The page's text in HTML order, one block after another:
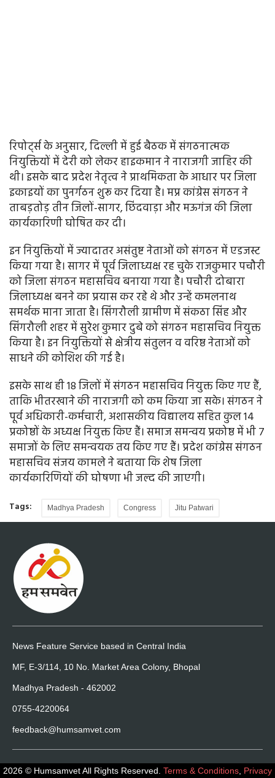
रिपोर्ट्स के अनुसार, दिल्ली में हुई बैठक में संगठनात्मक
नियुक्तियों में देरी को लेकर हाइकमान ने नाराजगी जाहिर की
थी। इसके बाद प्रदेश नेतृत्व ने प्राथमिकता के आधार पर जिला
इकाइयों का पुनर्गठन शुरू कर दिया है। मप्र कांग्रेस संगठन ने
ताबड़तोड़ तीन जिलों-सागर, छिंदवाड़ा और मऊगंज की जिला
कार्यकारिणी घोषित कर दी।
इन नियुक्तियों में ज्यादातर असंतुष्ट नेताओं को संगठन में एडजस्ट
किया गया है। सागर में पूर्व जिलाध्यक्ष रह चुके राजकुमार पचौरी
को जिला संगठन महासचिव बनाया गया है। पचौरी दोबारा
जिलाध्यक्ष बनने का प्रयास कर रहे थे और उन्हें कमलनाथ
समर्थक माना जाता है। सिंगरौली ग्रामीण में संकठा सिंह और
सिंगरौली शहर में सुरेश कुमार दुबे को संगठन महासचिव नियुक्त
किया है। इन नियुक्तियों से क्षेत्रीय संतुलन व वरिष्ठ नेताओं को
साधने की कोशिश की गई है।
इसके साथ ही 18 जिलों में संगठन महासचिव नियुक्त किए गए हैं,
ताकि भीतरखाने की नाराजगी को कम किया जा सके। संगठन ने
पूर्व अधिकारी-कर्मचारी, अशासकीय विद्यालय सहित कुल 14
प्रकोष्ठों के अध्यक्ष नियुक्त किए हैं। समाज समन्वय प्रकोष्ठ में भी 7
समाजों के लिए समन्वयक तय किए गए हैं। प्रदेश कांग्रेस संगठन
महासचिव संजय कामले ने बताया कि शेष जिला
कार्यकारिणियों की घोषणा भी जल्द की जाएगी।
Tags: Madhya Pradesh Congress Jitu Patwari
News Feature Service based in Central India
MF, E-3/114, 10 No. Market Area Colony, Bhopal
Madhya Pradesh - 462002
0755-4220064
feedback@humsamvet.com
2026 © Humsamvet All Rights Reserved. Terms & Conditions Privacy